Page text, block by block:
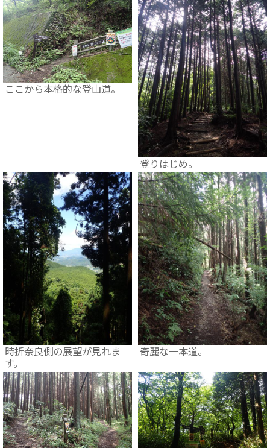
ここから本格的な登山道。
登りはじめ。
時折奈良側の展望が見れま
す。
奇麗な一本道。